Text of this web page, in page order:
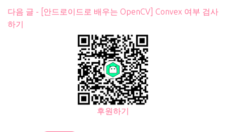
다음 글 - [안드로이드로 배우는 OpenCV] Convex 여부 검사
하기
후원하기